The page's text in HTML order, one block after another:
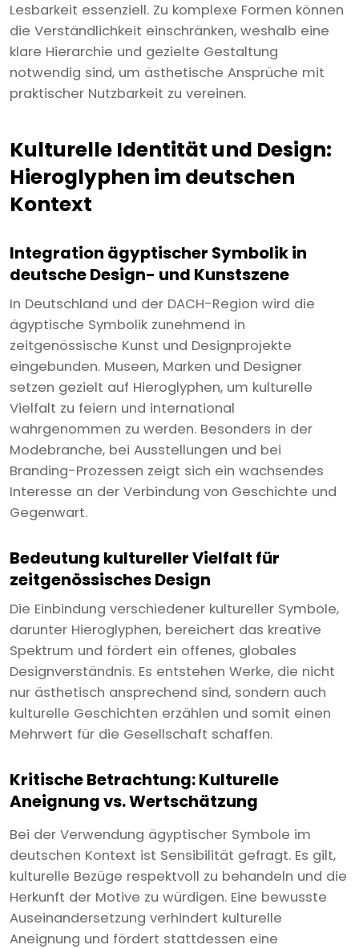
Lesbarkeit essenziell. Zu komplexe Formen können
die Verständlichkeit einschränken, weshalb eine
klare Hierarchie und gezielte Gestaltung
notwendig sind, um ästhetische Ansprüche mit
praktischer Nutzbarkeit zu vereinen.
Kulturelle Identität und Design:
Hieroglyphen im deutschen
Kontext
Integration ägyptischer Symbolik in
deutsche Design- und Kunstszene
In Deutschland und der DACH-Region wird die
ägyptische Symbolik zunehmend in
zeitgenössische Kunst und Designprojekte
eingebunden. Museen, Marken und Designer
setzen gezielt auf Hieroglyphen, um kulturelle
Vielfalt zu feiern und international
wahrgenommen zu werden. Besonders in der
Modebranche, bei Ausstellungen und bei
Branding-Prozessen zeigt sich ein wachsendes
Interesse an der Verbindung von Geschichte und
Gegenwart.
Bedeutung kultureller Vielfalt für
zeitgenössisches Design
Die Einbindung verschiedener kultureller Symbole,
darunter Hieroglyphen, bereichert das kreative
Spektrum und fördert ein offenes, globales
Designverständnis. Es entstehen Werke, die nicht
nur ästhetisch ansprechend sind, sondern auch
kulturelle Geschichten erzählen und somit einen
Mehrwert für die Gesellschaft schaffen.
Kritische Betrachtung: Kulturelle
Aneignung vs. Wertschätzung
Bei der Verwendung ägyptischer Symbole im
deutschen Kontext ist Sensibilität gefragt. Es gilt,
kulturelle Bezüge respektvoll zu behandeln und die
Herkunft der Motive zu würdigen. Eine bewusste
Auseinandersetzung verhindert kulturelle
Aneignung und fördert stattdessen eine